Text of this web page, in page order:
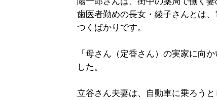
歯医者勤めの長女・綾子さんとは
つくばかりです。
「母さん（定香さん）の実家に向
した。
立谷さん夫妻は、自動車に乗ろう